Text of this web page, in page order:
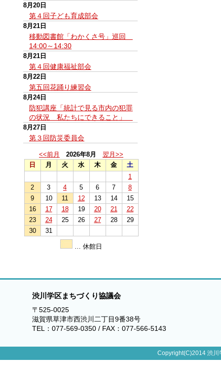
8月20日
第４回子ども育成部会
8月21日
移動図書館「わかくさ号」巡回
14:00～14:30
8月21日
第４回健康福祉部会
8月22日
第五回花踊り練習会
8月24日
防犯講座「統計で見る市内の犯罪
の状況 私たちにできること」
8月27日
第３回防災委員会
<<前月 2026年8月
翌月>>
日
月 火 水 木 金
土
1
2
3 4 5 6 7
8
9
10 11 12 13 14
15
16
17 18 19 20 21
22
23
24 25 26 27 28
29
30
31
… 休館日
渋川学区まちづくり協議会
〒525-0025
滋賀県草津市西渋川二丁目9番38号
TEL：077-569-0350 / FAX：077-566-5143
Copyright(C)2014 渋川